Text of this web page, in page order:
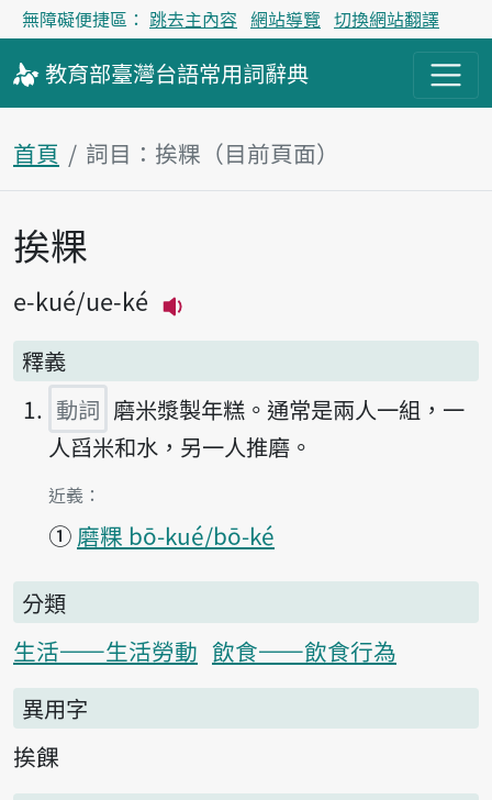
無障礙便捷區： 跳去主內容 網站導覽 切換網站翻譯
教育部臺灣台語常用詞辭典
首頁 詞目：挨粿（目前頁面）
主內容區塊
挨粿
e-kué ue-ké
釋義
動詞 磨米漿製年糕。通常是兩人一組，一
人舀米和水，另一人推磨。
第1項釋義的
近義：
① 磨粿 bō-kué/bō-ké
分類
生活——生活勞動 飲食——飲食行為
異用字
挨餜